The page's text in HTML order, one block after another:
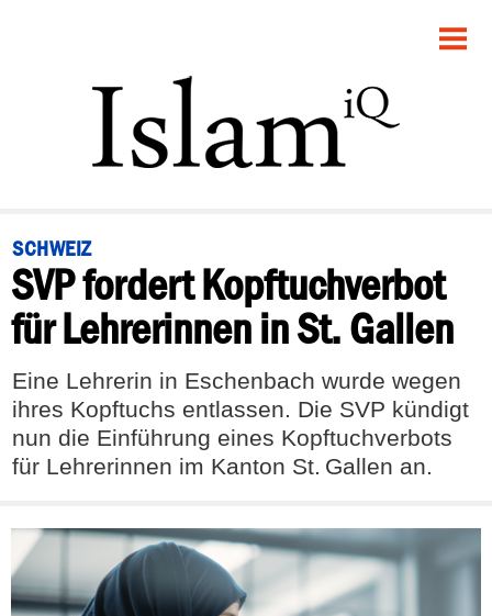
POLITIK
PANORAMA
RECHT
FEUILLETON
DEBATTE
SCHWEIZ
SVP fordert Kopftuchverbot
für Lehrerinnen in St. Gallen
Eine Lehrerin in Eschenbach wurde wegen
ihres Kopftuchs entlassen. Die SVP kündigt
nun die Einführung eines Kopftuchverbots
für Lehrerinnen im Kanton St. Gallen an.